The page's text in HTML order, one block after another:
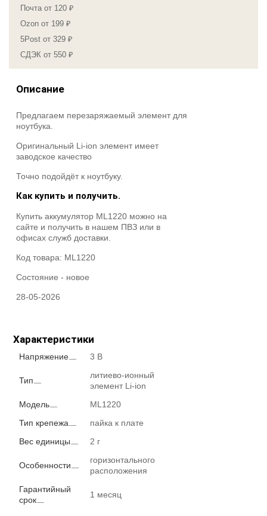
Почта от 120 ₽
Ozon от 199 ₽
5Post от 329 ₽
СДЭК от 550 ₽
Описание
Предлагаем перезаряжаемый элемент для
ноутбука.
Оригинальный Li-ion элемент имеет
заводское качество
Точно подойдёт к ноутбуку.
Как купить и получить.
Купить аккумулятор ML1220 можно на
сайте и получить в нашем ПВЗ или в
офисах служб доставки.
Код товара: ML1220
Состояние - новое
28-05-2026
Характеристики
Напряжение 3 В
Тип
литиево-ионный
элемент Li-ion
Модель
ML1220
Тип крепежа
пайка к плате
Вес единицы
2 г
Особенности
горизонтального
расположения
Гарантийный
срок
1 месяц